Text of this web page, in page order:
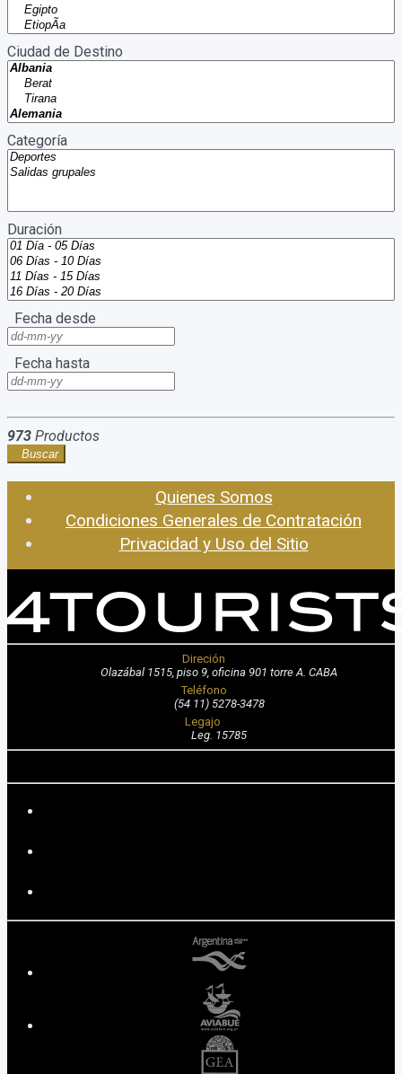
Ciudad de Destino
Categoría
Duración
Fecha desde
Fecha hasta
973 Productos
Buscar
Quienes Somos
Condiciones Generales de Contratación
Privacidad y Uso del Sitio
Direción
Olazábal 1515, piso 9, oficina 901 torre A. CABA
Teléfono
(54 11) 5278-3478
Legajo
Leg. 15785